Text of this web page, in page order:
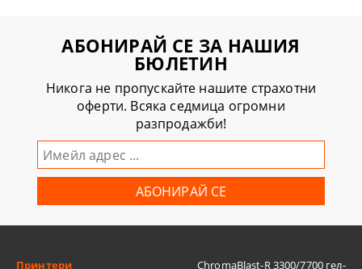
АБОНИРАЙ СЕ ЗА НАШИЯ
БЮЛЕТИН
Никога не пропускайте нашите страхотни
оферти. Всяка седмица огромни
разпродажби!
Принтери
ChromaBlast-R 3300/7700 гел-